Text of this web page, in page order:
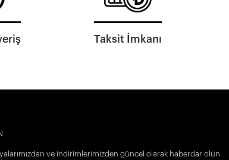
Taksit İmkanı
ve indirimlerimizden güncel olarak haberdar olun.